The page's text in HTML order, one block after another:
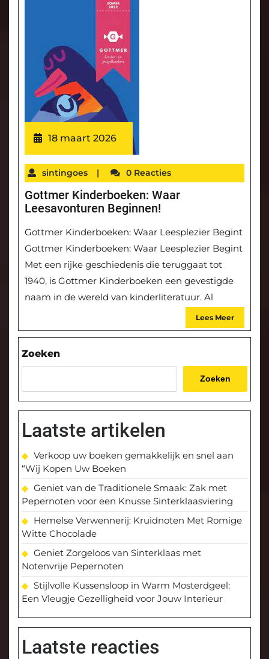
18 maart 2026
sintingoes | 0 Reacties
Gottmer Kinderboeken: Waar
Leesavonturen Beginnen!
Gottmer Kinderboeken: Waar Leesplezier Begint
Gottmer Kinderboeken: Waar Leesplezier Begint
Met een rijke geschiedenis die teruggaat tot
1940, is Gottmer Kinderboeken een gevestigde
naam in de wereld van kinderliteratuur. Al
Lees Meer
Zoeken
Zoeken
Laatste artikelen
Verkoop uw boeken gemakkelijk en snel aan
“Wij Kopen Uw Boeken
Geniet van de Traditionele Smaak: Zak met
Pepernoten voor een Knusse Sinterklaasviering
Hemelse Verwennerij: Kruidnoten Met Romige
Witte Chocolade
Geniet Zorgeloos van Sinterklaas met
Notenvrije Pepernoten
Stijlvolle Kussensloop in Warm Mosterdgeel:
Een Vleugje Gezelligheid voor Jouw Interieur
Laatste reacties